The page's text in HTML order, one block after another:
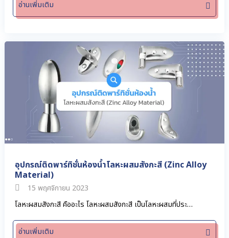
อ่านเพิ่มเติม
อุปกรณ์ติดพาร์ทิชั่นห้องน้ำโลหะผสมสังกะสี (Zinc Alloy
Material)
15 พฤศจิกายน 2023
โลหะผสมสังกะสี คืออะไร โลหะผสมสังกะสี เป็นโลหะผสมที่ประ…
อ่านเพิ่มเติม